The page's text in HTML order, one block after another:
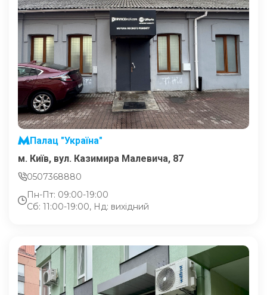
Палац "Україна"
м. Київ, вул. Казимира Малевича, 87
0507368880
Пн-Пт: 09:00-19:00
Сб: 11:00-19:00, Нд: вихідний